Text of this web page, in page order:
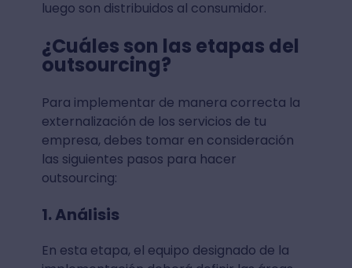
luego son distribuidos al consumidor.
¿Cuáles son las etapas del
outsourcing?
Para implementar de manera correcta la
externalización de los servicios de tu
empresa, debes tomar en consideración
las siguientes pasos para hacer
outsourcing:
1. Análisis
En esta etapa, el equipo designado de la